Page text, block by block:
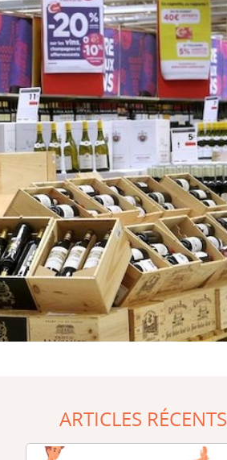
ARTICLES RÉCENTS